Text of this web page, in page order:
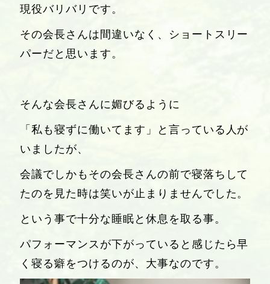
現役バリバリです。
その会長さんは間違いなく、ショートスリー
パーだと思います。
そんな会長さんに媚びるように
「私も寝ずに働いてます」と言っている人が
いましたが、
会議でしかもその会長さんの前で寝落ちして
たのを見た時は笑いが止まりませんでした。
という事で十分な睡眠と休息を取る事。
パフォーマンスが下がっていると感じたら早
く寝る癖をつけるのが、大事なのです。